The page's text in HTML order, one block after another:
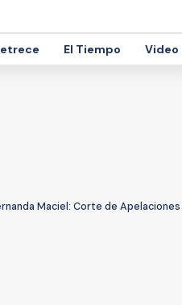
El Tiempo Video
Maciel: Corte de